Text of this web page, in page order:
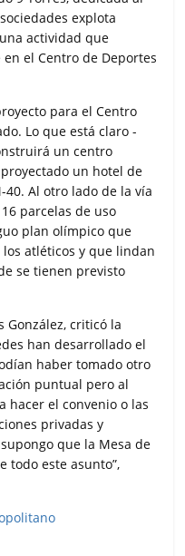
explota
actividad que
el Centro de Deportes
para el Centro
Lo que está claro -
un centro
un hotel de
Al otro lado de la vía
parcelas de uso
plan olímpico que
atléticos y que lindan
se tienen previsto
González, criticó la
han desarrollado el
haber tomado otro
puntual pero al
hacer el convenio o las
privadas y
que la Mesa de
todo este asunto”,